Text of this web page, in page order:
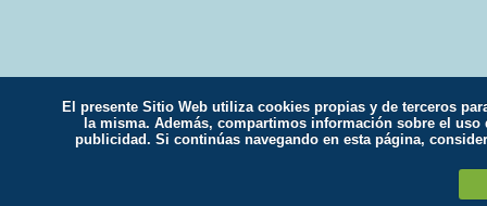
El presente Sitio Web utiliza cookies propias y de terceros
la misma. Además, compartimos información sobre el
publicidad. Si continúas navegando en esta página,